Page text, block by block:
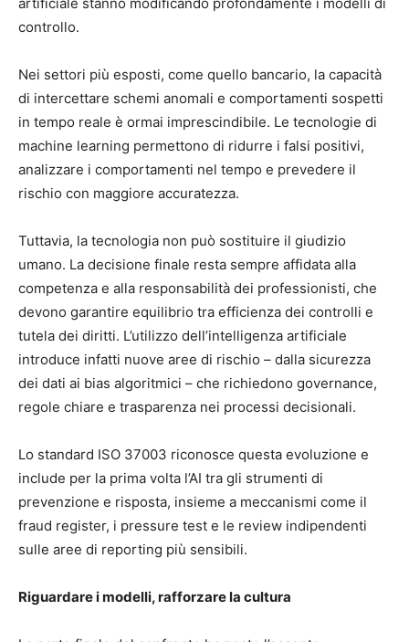
controllo.
Nei settori più esposti, come quello bancario, la capacità
di intercettare schemi anomali e comportamenti sospetti
in tempo reale è ormai imprescindibile. Le tecnologie di
machine learning permettono di ridurre i falsi positivi,
analizzare i comportamenti nel tempo e prevedere il
rischio con maggiore accuratezza.
Tuttavia, la tecnologia non può sostituire il giudizio
umano. La decisione finale resta sempre affidata alla
competenza e alla responsabilità dei professionisti, che
devono garantire equilibrio tra efficienza dei controlli e
tutela dei diritti. L’utilizzo dell’intelligenza artificiale
introduce infatti nuove aree di rischio – dalla sicurezza
dei dati ai bias algoritmici – che richiedono governance,
regole chiare e trasparenza nei processi decisionali.
Lo standard ISO 37003 riconosce questa evoluzione e
include per la prima volta l’AI tra gli strumenti di
prevenzione e risposta, insieme a meccanismi come il
fraud register, i pressure test e le review indipendenti
sulle aree di reporting più sensibili.
Riguardare i modelli, rafforzare la cultura